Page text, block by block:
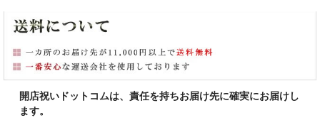
開店祝いドットコムは、責任を持ちお届け先に確実にお届けし
ます。